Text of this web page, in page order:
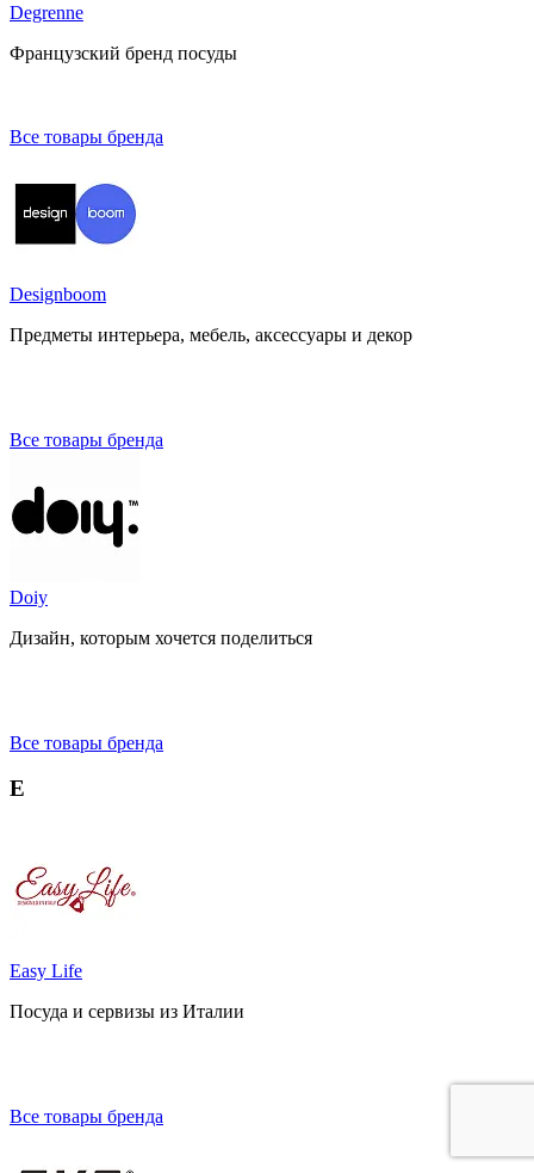
Degrenne
Французский бренд посуды
Все товары бренда
Designboom
Предметы интерьера, мебель, аксессуары и декор
Все товары бренда
Doiy
Дизайн, которым хочется поделиться
Все товары бренда
E
Easy Life
Посуда и сервизы из Италии
Все товары бренда